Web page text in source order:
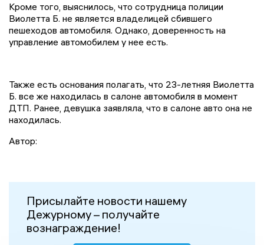
Кроме того, выяснилось, что сотрудница полиции
Виолетта Б. не является владелицей сбившего
пешеходов автомобиля. Однако, доверенность на
управление автомобилем у нее есть.
Также есть основания полагать, что 23-летняя Виолетта
Б. все же находилась в салоне автомобиля в момент
ДТП. Ранее, девушка заявляла, что в салоне авто она не
находилась.
Автор:
Присылайте новости нашему
Дежурному – получайте
вознаграждение!